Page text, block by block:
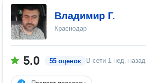
Владимир Г.
Краснодар
5.0 55 оценок В сети 1 нед. назад